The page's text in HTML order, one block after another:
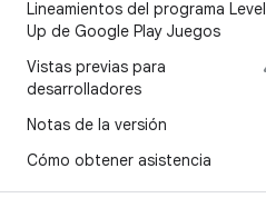
Lineamientos del programa Level
Up de Google Play Juegos
Vistas previas para
desarrolladores
Notas de la versión
Cómo obtener asistencia